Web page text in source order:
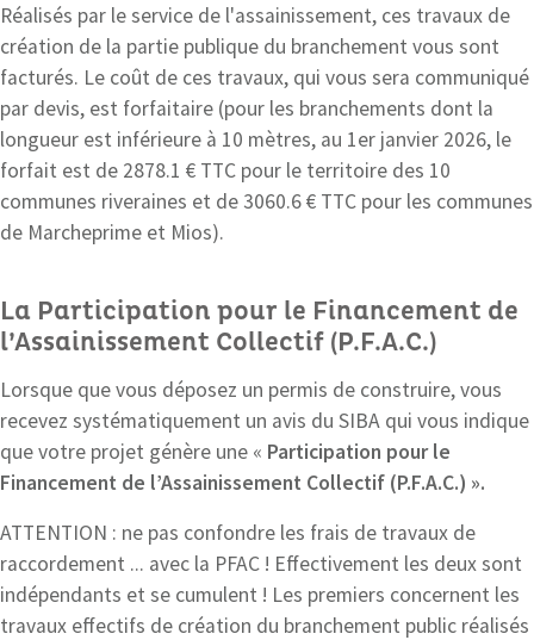
Réalisés par le service de l'assainissement, ces travaux de
création de la partie publique du branchement vous sont
facturés. Le coût de ces travaux, qui vous sera communiqué
par devis, est forfaitaire (pour les branchements dont la
longueur est inférieure à 10 mètres, au 1er janvier 2026, le
forfait est de 2878.1 € TTC pour le territoire des 10
communes riveraines et de 3060.6 € TTC pour les communes
de Marcheprime et Mios).
La Participation pour le Financement de
l’Assainissement Collectif (P.F.A.C.)
Lorsque que vous déposez un permis de construire, vous
recevez systématiquement un avis du SIBA qui vous indique
que votre projet génère une « Participation pour le
Financement de l’Assainissement Collectif (P.F.A.C.) ».
ATTENTION : ne pas confondre les frais de travaux de
raccordement ... avec la PFAC ! Effectivement les deux sont
indépendants et se cumulent ! Les premiers concernent les
travaux effectifs de création du branchement public réalisés